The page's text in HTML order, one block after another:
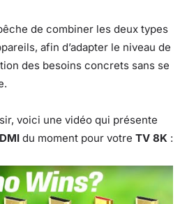
de combiner les deux types
afin d’adapter le niveau de
des besoins concrets sans se
voici une vidéo qui présente
du moment pour votre TV 8K :